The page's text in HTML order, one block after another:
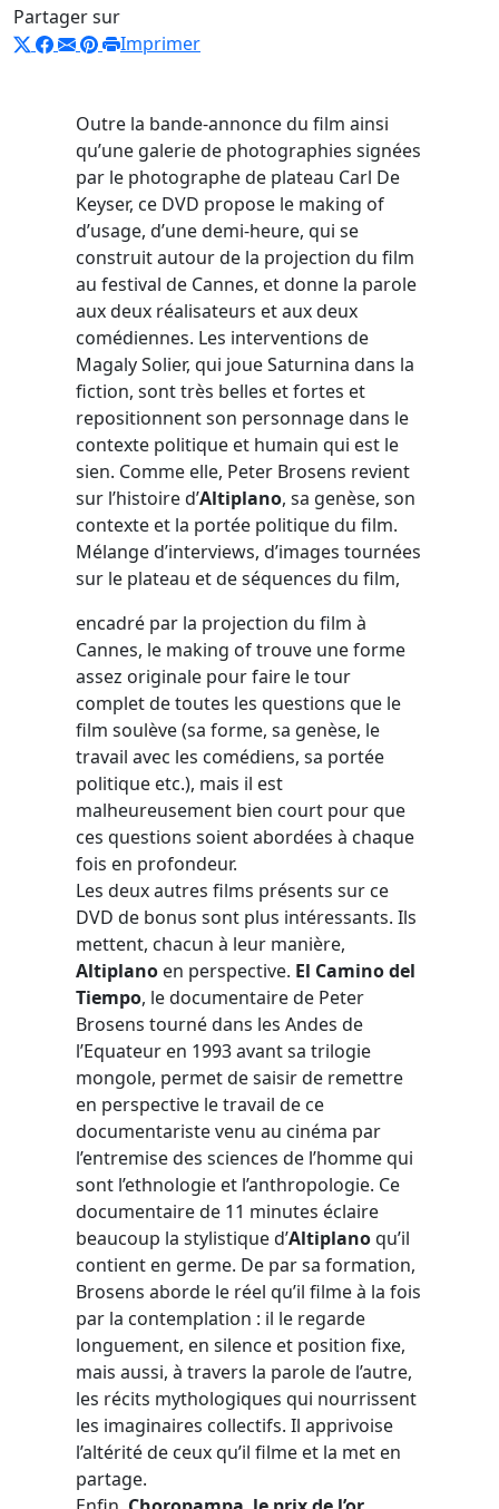
Partager sur
Imprimer
Outre la bande-annonce du film ainsi
qu’une galerie de photographies signées
par le photographe de plateau Carl De
Keyser, ce DVD propose le making of
d’usage, d’une demi-heure, qui se
construit autour de la projection du film
au festival de Cannes, et donne la parole
aux deux réalisateurs et aux deux
comédiennes. Les interventions de
Magaly Solier, qui joue Saturnina dans la
fiction, sont très belles et fortes et
repositionnent son personnage dans le
contexte politique et humain qui est le
sien. Comme elle, Peter Brosens revient
sur l’histoire d’Altiplano, sa genèse, son
contexte et la portée politique du film.
Mélange d’interviews, d’images tournées
sur le plateau et de séquences du film,
encadré par la projection du film à
Cannes, le making of trouve une forme
assez originale pour faire le tour
complet de toutes les questions que le
film soulève (sa forme, sa genèse, le
travail avec les comédiens, sa portée
politique etc.), mais il est
malheureusement bien court pour que
ces questions soient abordées à chaque
fois en profondeur.
Les deux autres films présents sur ce
DVD de bonus sont plus intéressants. Ils
mettent, chacun à leur manière,
Altiplano en perspective. El Camino del
Tiempo, le documentaire de Peter
Brosens tourné dans les Andes de
l’Equateur en 1993 avant sa trilogie
mongole, permet de saisir de remettre
en perspective le travail de ce
documentariste venu au cinéma par
l’entremise des sciences de l’homme qui
sont l’ethnologie et l’anthropologie. Ce
documentaire de 11 minutes éclaire
beaucoup la stylistique d’Altiplanoqu’il
contient en germe. De par sa formation,
Brosens aborde le réel qu’il filme à la fois
par la contemplation : il le regarde
longuement, en silence et position fixe,
mais aussi, à travers la parole de l’autre,
les récits mythologiques qui nourrissent
les imaginaires collectifs. Il apprivoise
l’altérité de ceux qu’il filme et la met en
partage.